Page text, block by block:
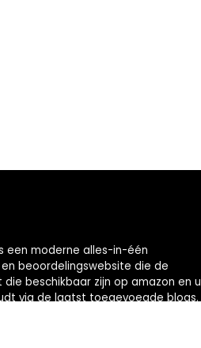
een moderne alles-in-één
beoordelingswebsite die de
beschikbaar zijn op amazon en u
via de laatst toegevoegde blogs.